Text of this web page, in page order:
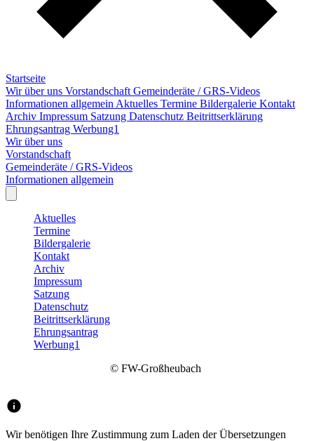
Startseite
Wir über uns Vorstandschaft Gemeinderäte / GRS-Videos
Informationen allgemein Aktuelles Termine Bildergalerie Kontakt
Archiv Impressum Satzung Datenschutz Beitrittserklärung
Ehrungsantrag Werbung1
Wir über uns
Vorstandschaft
Gemeinderäte / GRS-Videos
Informationen allgemein
Aktuelles
Termine
Bildergalerie
Kontakt
Archiv
Impressum
Satzung
Datenschutz
Beitrittserklärung
Ehrungsantrag
Werbung1
© FW-Großheubach
Wir benötigen Ihre Zustimmung zum Laden der Übersetzungen